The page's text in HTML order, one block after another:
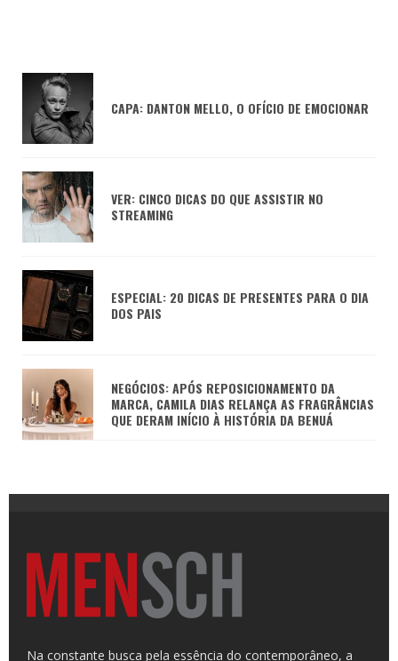
CAPA: DANTON MELLO, O OFÍCIO DE EMOCIONAR
VER: CINCO DICAS DO QUE ASSISTIR NO
STREAMING
ESPECIAL: 20 DICAS DE PRESENTES PARA O DIA
DOS PAIS
NEGÓCIOS: APÓS REPOSICIONAMENTO DA
MARCA, CAMILA DIAS RELANÇA AS FRAGRÂNCIAS
QUE DERAM INÍCIO À HISTÓRIA DA BENUÁ
Na constante busca pela essência do contemporâneo, a